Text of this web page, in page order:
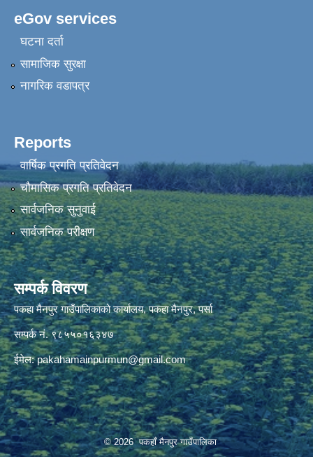
eGov services
घटना दर्ता
सामाजिक सुरक्षा
नागरिक वडापत्र
Reports
वार्षिक प्रगति प्रतिवेदन
चौमासिक प्रगति प्रतिवेदन
सार्वजनिक सुनुवाई
सार्वजनिक परीक्षण
सम्पर्क विवरण
पकहा मैनपुर गाउँपालिकाको कार्यालय, पकहा मैनपुर, पर्सा
सम्पर्क नं. ९८५५०१६३४७
ईमेल:pakahamainpurmun@gmail.com
© 2026 पकहाँ मैनपुर गाउँपालिका